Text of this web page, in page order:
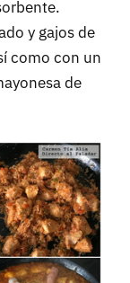
y gajos de
como con un
de